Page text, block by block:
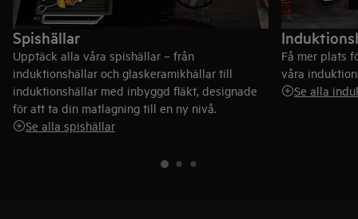
Spishällar
Upptäck alla våra spishällar – från
induktionshällar och glaskeramikhällar till
induktionshällar med inbyggd fläkt, designade
för att ta din matlagning till en ny nivå.
Se alla spishällar
Få mer plats
våra
Se alla